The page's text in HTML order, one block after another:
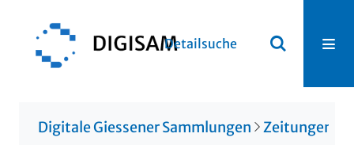
Detailsuche
Digitale Giessener Sammlungen Zeitungen